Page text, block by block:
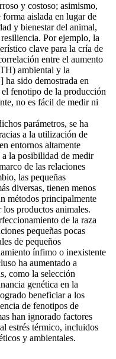
y costoso; asimismo,
forma aislada en lugar de
y bienestar del animal,
Por ejemplo, la
clave para la cría de
entre el aumento
ambiental y la
sido demostrada en
fenotipo de la producción
no es fácil de medir ni
parámetros, se ha
a la utilización de
entornos altamente
la posibilidad de medir
de las relaciones
las pequeñas
diversas, tienen menos
métodos principalmente
productos animales.
de la raza
pequeñas pocas
de pequeños
ínfimo o inexistente
ha aumentado a
como la selección
genética en la
beneficiar a los
de fenotipos de
han ignorado factores
estrés térmico, incluidos
y ambientales.